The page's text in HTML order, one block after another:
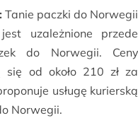
Tanie paczki do Norwegii
uzależnione przede
do Norwegii. Ceny
się od około 210 zł za
usługę kurierską
Norwegii.